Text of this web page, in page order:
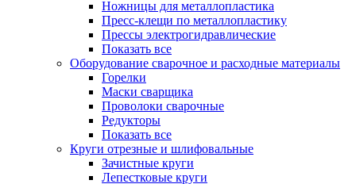
Ножницы для металлопластика
Пресс-клещи по металлопластику
Прессы электрогидравлические
Показать все
Оборудование сварочное и расходные материалы
Горелки
Маски сварщика
Проволоки сварочные
Редукторы
Показать все
Круги отрезные и шлифовальные
Зачистные круги
Лепестковые круги